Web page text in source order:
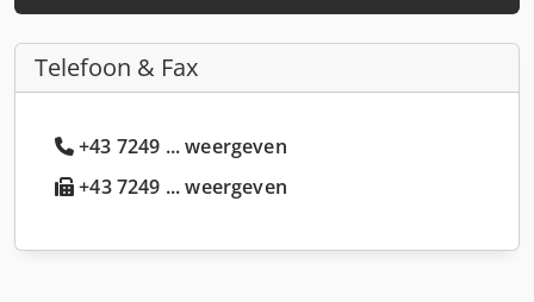
Telefoon & Fax
+43 7249 ... weergeven
+43 7249 ... weergeven